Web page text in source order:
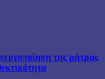
της ρήτρας